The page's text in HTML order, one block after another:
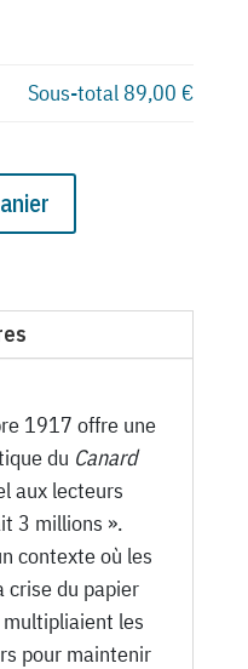
Sous-total 89,00 €
1917 offre une
du Canard
aux lecteurs
3 millions ».
contexte où les
crise du papier
les
pour maintenir